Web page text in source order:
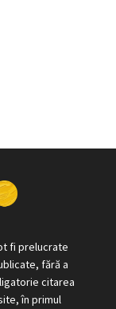
fi prelucrate
fără a
citarea
în primul